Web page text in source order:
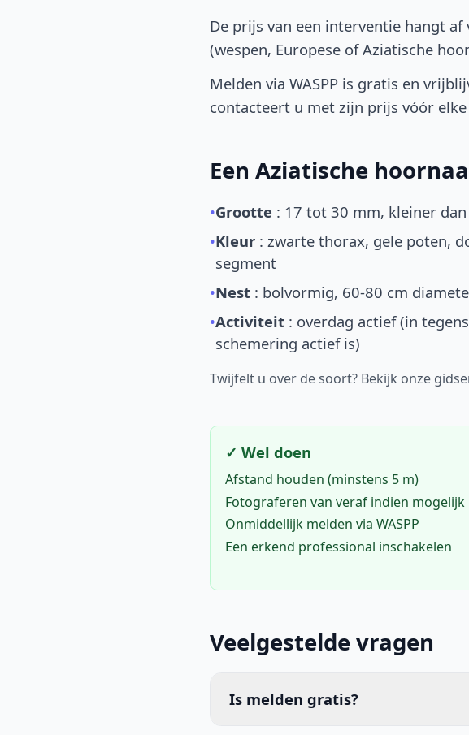
De prijs van een interventie hangt
(wespen, Europese of Aziatische
Melden via WASPP is gratis en
contacteert u met zijn prijs vóór
Een Aziatische
•Grootte : 17 tot 30 mm, kleiner
•Kleur : zwarte thorax, gele poten,
segment
•Nest : bolvormig, 60-80 cm
•Activiteit : overdag actief (in
schemering actief is)
Twijfelt u over de soort? Bekijk onze
✓ Wel doen
Afstand houden (minstens 5 m)
Fotograferen van veraf indien mogelijk
Onmiddellijk melden via WASPP
Een erkend professional inschakelen
Veelgestelde vragen
Is melden gratis?